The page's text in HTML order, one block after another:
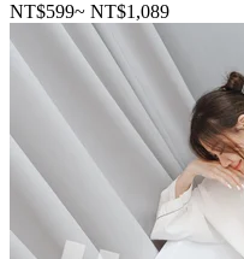
NT$599~ NT$1,089